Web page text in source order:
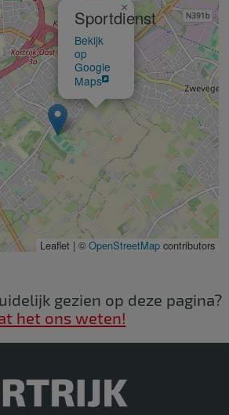
Sportdienst
Bekijk
op
Google
Maps
×
Leaflet | ©OpenStreetMap contributors
gezien op deze pagina?
het ons weten!